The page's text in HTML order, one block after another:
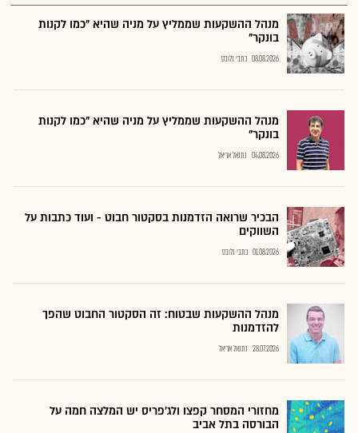
מנהל ההשקעות שממליץ על מניה שהיא "כמו לקנות
בונקר"
08.08.2026 כתבי גלובס
מנהל ההשקעות שממליץ על מניה שהיא "כמו לקנות
בונקר"
04.08.2026 נתנאל אריאל
הבכיר שרואה הזדמנות בסקטור חבוט - ועוד כתבות על
השווקים
01.08.2026 כתבי גלובס
מנהל ההשקעות שבטוח: זה הסקטור החבוט שהפך
להזדמנות
28.07.2026 נתנאל אריאל
מחזורי המסחר קפצו ולג'פריס יש המלצה חמה על
הבורסה בתל אביב